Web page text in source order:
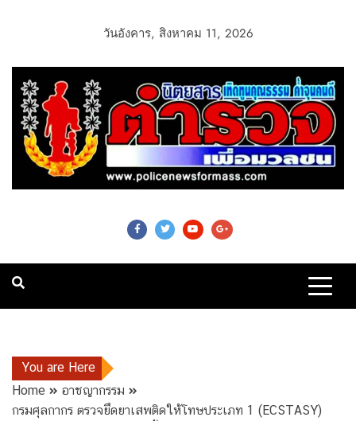
วันอังคาร, สิงหาคม 11, 2026
Police News For
Mass
You are Here
Home
อาชญากรรม
กรมศุลกากร ตรวจยึดยาเสพติดให้โทษประเภท 1 (ECSTASY)